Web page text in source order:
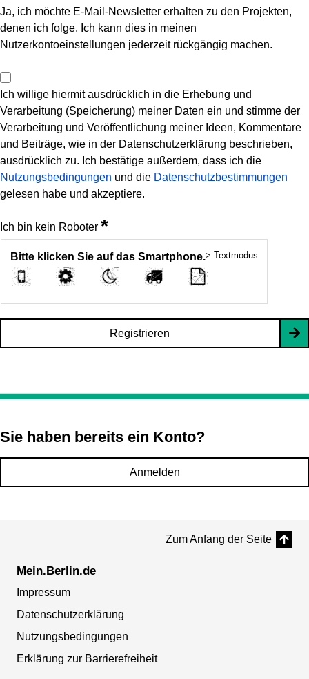
Ja, ich möchte E-Mail-Newsletter erhalten zu den Projekten,
denen ich folge. Ich kann dies in meinen
Nutzerkontoeinstellungen jederzeit rückgängig machen.
Ich willige hiermit ausdrücklich in die Erhebung und
Verarbeitung (Speicherung) meiner Daten ein und stimme der
Verarbeitung und Veröffentlichung meiner Ideen, Kommentare
und Beiträge, wie in der Datenschutzerklärung beschrieben,
ausdrücklich zu. Ich bestätige außerdem, dass ich die
Nutzungsbedingungen und die Datenschutzbestimmungen
gelesen habe und akzeptiere.
Ich bin kein Roboter *
Bitte klicken Sie auf das Smartphone.> Textmodus
Registrieren
Sie haben bereits ein Konto?
Anmelden
Zum Anfang der Seite
Mein.Berlin.de
Impressum
Datenschutzerklärung
Nutzungsbedingungen
Erklärung zur Barrierefreiheit